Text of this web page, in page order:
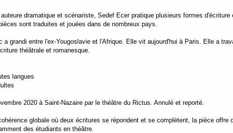
dramatique et scénariste, Sedef Ecer pratique plusieurs formes d'écriture
sont traduites et jouées dans de nombreux pays.
grandi entre l'ex-Yougoslavie et l'Afrique. Elle vit aujourd'hui à Paris. Elle a
théâtrale et romanesque.
langues
2020 à Saint-Nazaire par le théâtre du Rictus. Annulé et reporté.
globale où deux écritures se répondent et se complètent, la pièce offre
des étudiants en théâtre.